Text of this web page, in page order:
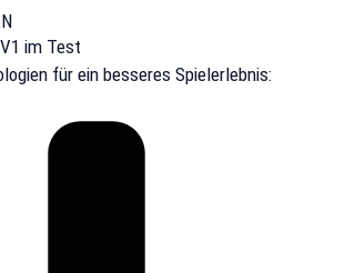
im Test
für ein besseres Spielerlebnis: